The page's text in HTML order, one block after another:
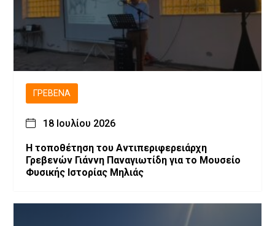
ΓΡΕΒΕΝΆ
18 Ιουλίου 2026
Η τοποθέτηση του Αντιπεριφερειάρχη
Γρεβενών Γιάννη Παναγιωτίδη για το Μουσείο
Φυσικής Ιστορίας Μηλιάς